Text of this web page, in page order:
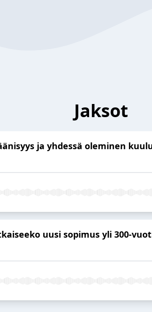
Jaksot
ja yhdessä oleminen
uusi sopimus yli 300-